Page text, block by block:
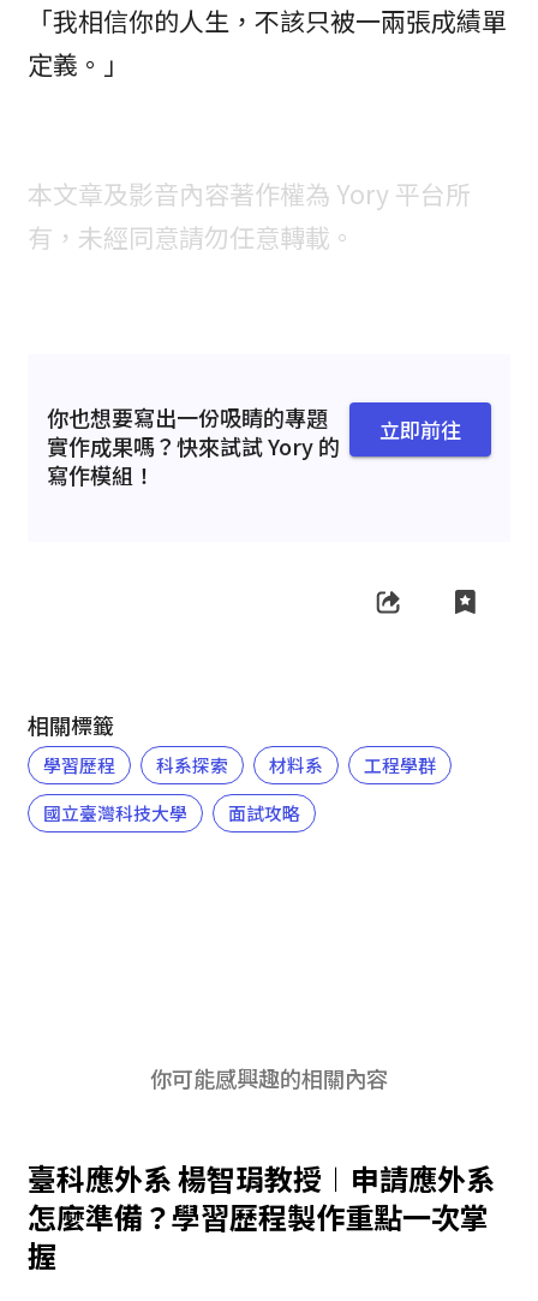
「我相信你的人生，不該只被一兩張成績單
定義。」
本文章及影音內容著作權為 Yory 平台所
有，未經同意請勿任意轉載。
你也想要寫出一份吸睛的專題
實作成果嗎？快來試試 Yory 的
寫作模組！
立即前往
相關標籤
學習歷程 科系探索 材料系
工程學群
國立臺灣科技大學
面試攻略
你可能感興趣的相關內容
臺科應外系 楊智琄教授︱申請應外系
怎麼準備？學習歷程製作重點一次掌
握